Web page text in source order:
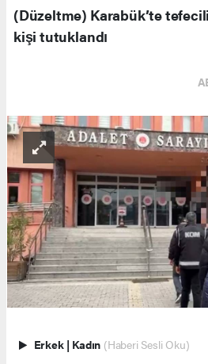
(Düzeltme) Karabük’te
kişi tutuklandı
Erkek | Kadın (Haberi Sesli Oku)